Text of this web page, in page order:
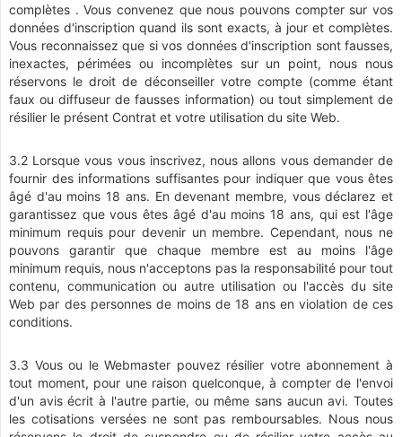
complètes . Vous convenez que nous pouvons compter sur vos
données d'inscription quand ils sont exacts, à jour et complètes.
Vous reconnaissez que si vos données d'inscription sont fausses,
inexactes, périmées ou incomplètes sur un point, nous nous
réservons le droit de déconseiller votre compte (comme étant
faux ou diffuseur de fausses information) ou tout simplement de
résilier le présent Contrat et votre utilisation du site Web.
3.2 Lorsque vous vous inscrivez, nous allons vous demander de
fournir des informations suffisantes pour indiquer que vous êtes
âgé d'au moins 18 ans. En devenant membre, vous déclarez et
garantissez que vous êtes âgé d'au moins 18 ans, qui est l'âge
minimum requis pour devenir un membre. Cependant, nous ne
pouvons garantir que chaque membre est au moins l'âge
minimum requis, nous n'acceptons pas la responsabilité pour tout
contenu, communication ou autre utilisation ou l'accès du site
Web par des personnes de moins de 18 ans en violation de ces
conditions.
3.3 Vous ou le Webmaster pouvez résilier votre abonnement à
tout moment, pour une raison quelconque, à compter de l'envoi
d'un avis écrit à l'autre partie, ou même sans aucun avi. Toutes
les cotisations versées ne sont pas remboursables. Nous nous